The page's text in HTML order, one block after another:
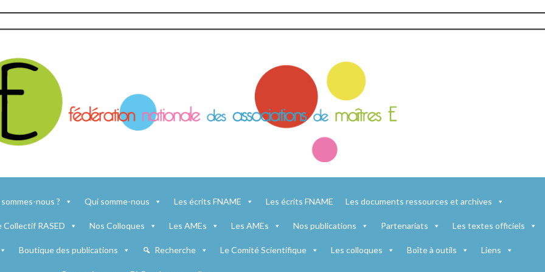
nous ? Qui somme-nous Les écrits FNAME Les écrits FNAME Les documents ressources et archives
Collectif RASED Nos Colloques Les AMEs Les AMEs Nos publications Partenariats Les textes officiels
Boutique des publications Recherche Le Comité Scientifique Les colloques Boîte à outils Liens